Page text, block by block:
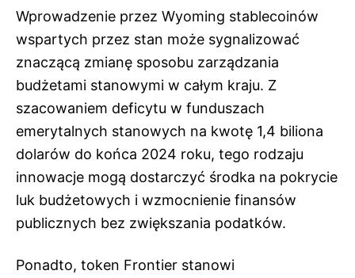
Wprowadzenie przez Wyoming stablecoinów
wspartych przez stan może sygnalizować
znaczącą zmianę sposobu zarządzania
budżetami stanowymi w całym kraju. Z
szacowaniem deficytu w funduszach
emerytalnych stanowych na kwotę 1,4 biliona
dolarów do końca 2024 roku, tego rodzaju
innowacje mogą dostarczyć środka na pokrycie
luk budżetowych i wzmocnienie finansów
publicznych bez zwiększania podatków.
Ponadto, token Frontier stanowi